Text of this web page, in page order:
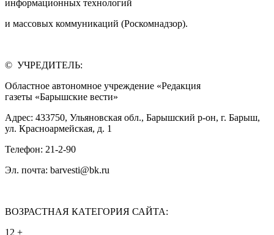
информационных технологий
и массовых коммуникаций (Роскомнадзор).
© УЧРЕДИТЕЛЬ:
Областное автономное учреждение «Редакция
газеты «Барышские вести»
Адрес: 433750, Ульяновская обл., Барышский р-он, г. Барыш,
ул. Красноармейская, д. 1
Телефон: 21-2-90
Эл. почта: barvesti@bk.ru
ВОЗРАСТНАЯ КАТЕГОРИЯ САЙТА:
12 +